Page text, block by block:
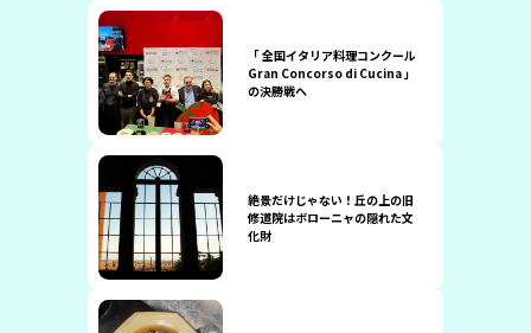
「 全国イタリア料理コンクール
Gran Concorso di Cucina 」
の決勝戦へ
絶景だけじゃない！丘の上の旧
修道院はボローニャの隠れた文
化財